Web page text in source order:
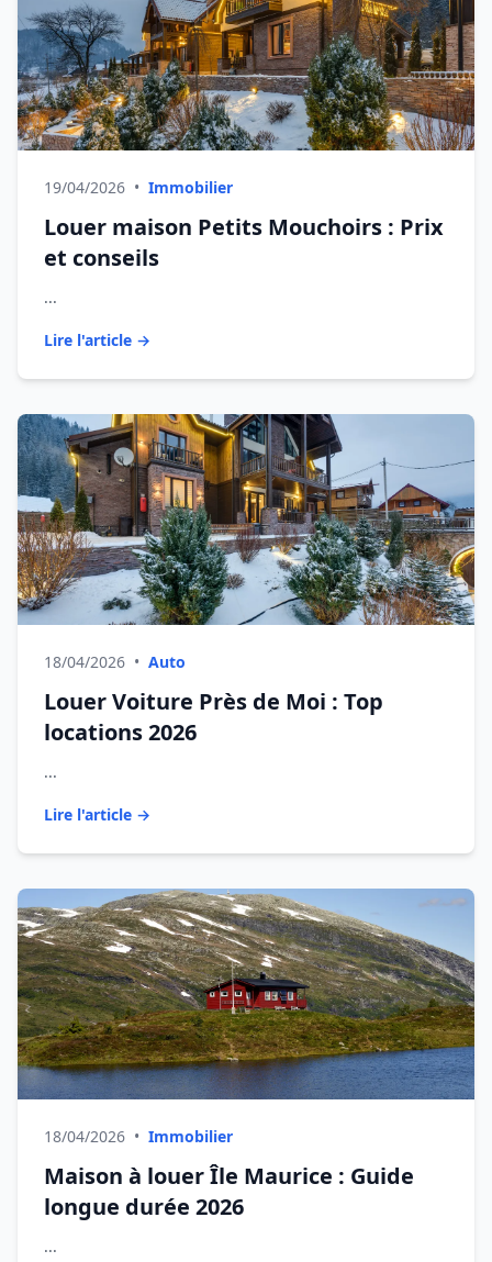
19/04/2026 • Immobilier
Louer maison Petits Mouchoirs : Prix
et conseils
...
Lire l'article →
18/04/2026 • Auto
Louer Voiture Près de Moi : Top
locations 2026
...
Lire l'article →
18/04/2026 • Immobilier
Maison à louer Île Maurice : Guide
longue durée 2026
...